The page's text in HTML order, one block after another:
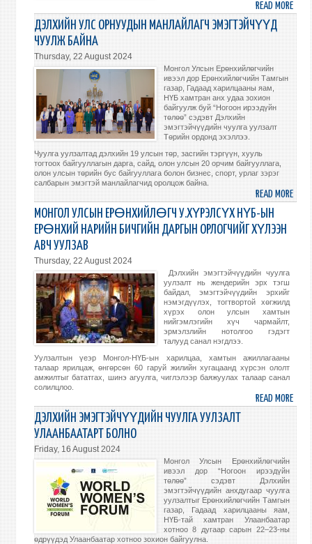
READ MORE
ДЭЛХИЙН УЛС ОРНУУДЫН МАНЛАЙЛАГЧ ЭМЭГТЭЙЧҮҮД
ЧУУЛЖ БАЙНА
Thursday, 22 August 2024
Монгол Улсын Ерөнхийлөгчийн
ивээл дор Ерөнхийлөгчийн Тамгын
газар, Гадаад харилцааны яам,
НҮБ хамтран анх удаа зохион
байгуулж буй “Ногоон ирээдүйн
төлөө” сэдэвт Дэлхийн
эмэгтэйчүүдийн чуулга уулзалт
Төрийн ордонд эхэллээ.
Чуулга уулзалтад дэлхийн 19 улсын төр, засгийн тэргүүн, хууль
тогтоох байгууллагын дарга, сайд, олон улсын 20 орчим байгууллага,
олон улсын төрийн бус байгууллага болон бизнес, спорт, урлаг зэрэг
салбарын эмэгтэй манлайлагчид оролцож байна.
READ MORE
МОНГОЛ УЛСЫН ЕРӨНХИЙЛӨГЧ У.ХҮРЭЛСҮХ НҮБ-ЫН
ЕРӨНХИЙ НАРИЙН БИЧГИЙН ДАРГЫН ОРЛОГЧИЙГ ХҮЛЭЭН
АВЧ УУЛЗАВ
Thursday, 22 August 2024
Дэлхийн эмэгтэйчүүдийн чуулга
уулзалт нь жендерийн эрх тэгш
байдал, эмэгтэйчүүдийн эрхийг
нэмэгдүүлэх, тогтвортой хөгжилд
хүрэх олон улсын хамтын
нийгэмлэгийн хүч чармайлт,
эрмэлзлийн нотолгоо гэдэгт
талууд санал нэгдлээ.
Уулзалтын үеэр Монгол-НҮБ-ын харилцаа, хамтын ажиллагааны
талаар ярилцаж, өнгөрсөн 60 гаруй жилийн хугацаанд хүрсэн ололт
амжилтыг бататгах, шинэ агуулга, чиглэлээр баяжуулах талаар санал
солилцлоо.
READ MORE
НҮБ-
ЫН
ДЭЛХИЙН ЭМЭГТЭЙЧҮҮДИЙН ЧУУЛГА УУЛЗАЛТ
УЛААНБААТАРТ БОЛНО
Friday, 16 August 2024
Монгол Улсын Ерөнхийлөгчийн
ивээл дор “Ногоон ирээдүйн
төлөө” сэдэвт Дэлхийн
эмэгтэйчүүдийн анхдугаар чуулга
уулзалтыг Ерөнхийлөгчийн Тамгын
газар, Гадаад харилцааны яам,
НҮБ-тай хамтран Улаанбаатар
хотноо 8 дугаар сарын 22–23-ны
өдрүүдэд Улаанбаатар хотноо зохион байгуулна.